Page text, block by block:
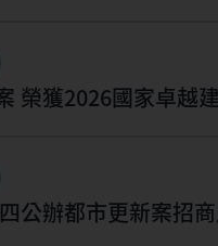
榮獲2026國家卓越
公辦都市更新案招